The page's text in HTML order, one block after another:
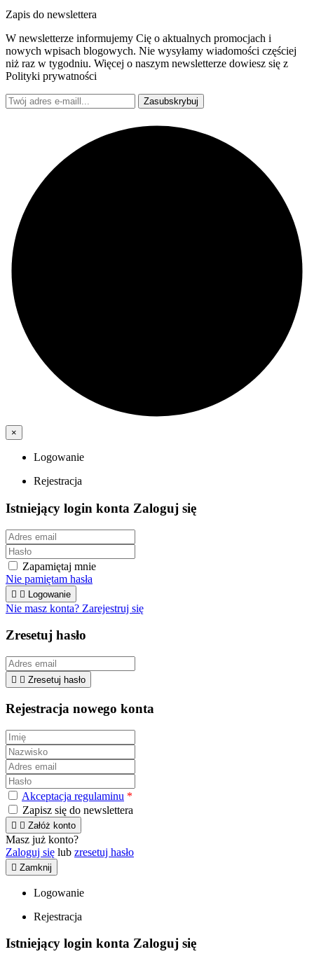
Zapis do newslettera
W newsletterze informujemy Cię o aktualnych promocjach i
nowych wpisach blogowych. Nie wysyłamy wiadomości częściej
niż raz w tygodniu. Więcej o naszym newsletterze dowiesz się z
Polityki prywatności
Zasubskrybuj
×
Logowanie
Rejestracja
Istniejący login konta Zaloguj się
Zapamiętaj mnie
Nie pamiętam hasła
  Logowanie
Nie masz konta? Zarejestruj się
Zresetuj hasło
  Zresetuj hasło
Rejestracja nowego konta
Akceptacja regulaminu *
Zapisz się do newslettera
  Załóż konto
Masz już konto?
Zaloguj się lub zresetuj hasło
 Zamknij
Logowanie
Rejestracja
Istniejący login konta Zaloguj się